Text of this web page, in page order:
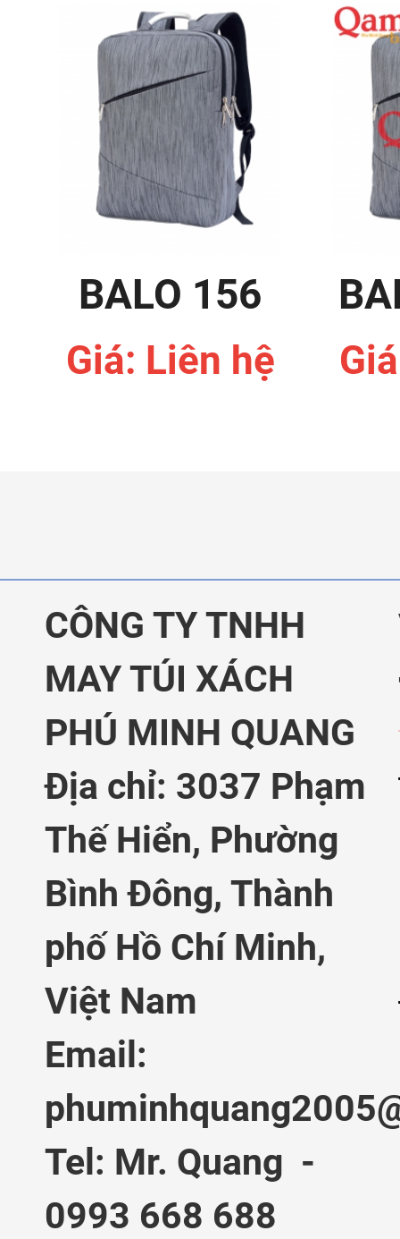
BALO 156
Giá: Liên hệ
CÔNG TY TNHH
MAY TÚI XÁCH
PHÚ MINH QUANG
Địa chỉ: 3037 Phạm
Thế Hiển, Phường
Bình Đông, Thành
phố Hồ Chí Minh,
Việt Nam
Email:
Tel: Mr. Quang -
0993 668 688